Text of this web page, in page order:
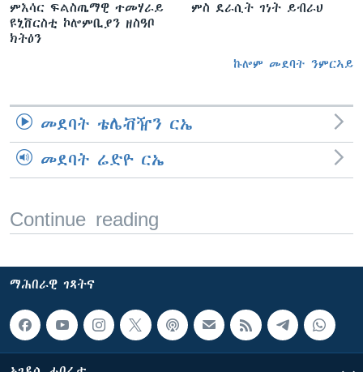
ምእሳር ፍልስጤማዊ ተመሃራይ
ዩኒቨርስቲ ኮሎምቢያን ዘስዓቦ
ክትዕን
ምስ ደራሲት ገነት ይብራህ
ኩሎም መደባት ንምርኣይ
መደባት ቴሌቭዥን ርኤ
መደባት ሬድዮ ርኤ
Continue reading
ማሕበራዊ ገጻትና